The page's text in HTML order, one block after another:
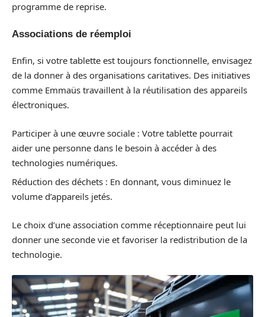
programme de reprise.
Associations de réemploi
Enfin, si votre tablette est toujours fonctionnelle, envisagez
de la donner à des organisations caritatives. Des initiatives
comme Emmaüs travaillent à la réutilisation des appareils
électroniques.
Participer à une œuvre sociale : Votre tablette pourrait
aider une personne dans le besoin à accéder à des
technologies numériques.
Réduction des déchets : En donnant, vous diminuez le
volume d’appareils jetés.
Le choix d’une association comme réceptionnaire peut lui
donner une seconde vie et favoriser la redistribution de la
technologie.